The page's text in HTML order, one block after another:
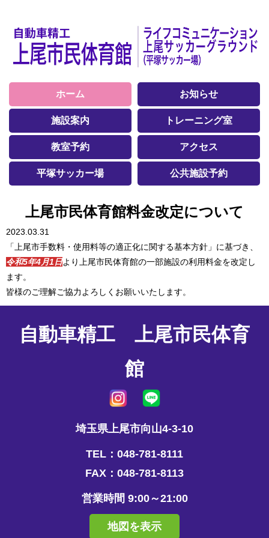
ホーム お知らせ
施設案内 トレーニング室
教室予約 アクセス
平塚サッカー場 公共施設予約
上尾市民体育館料金改定について
2023.03.31
「上尾市手数料・使用料等の適正化に関する基本方針」に基づき、
令和5年4月1日より上尾市民体育館の一部施設の利用料金を改定し
ます。
皆様のご理解ご協力よろしくお願いいたします。
自動車精工 上尾市民体育
館
埼玉県上尾市向山4-3-10
TEL：048-781-8111
FAX：048-781-8113
営業時間 9:00～21:00
地図を表示